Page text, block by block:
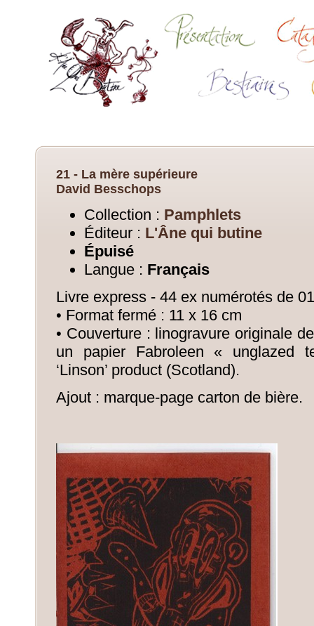
21 - La mère supérieure
David Besschops
Collection : Pamphlets
Éditeur : L'Âne qui butine
Épuisé
Langue : Français
Livre express - 44 ex numérotés de
• Format fermé : 11 x 16 cm
• Couverture : linogravure originale
un papier Fabroleen « unglazed
‘Linson’ product (Scotland).
Ajout : marque-page carton de bière.